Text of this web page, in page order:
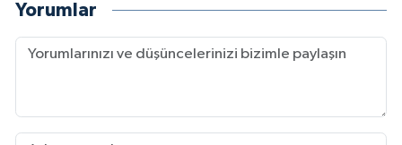
Yorumlar